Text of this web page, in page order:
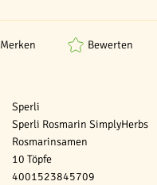
Sperli
Sperli Rosmarin SimplyHerbs
Rosmarinsamen
10 Töpfe
4001523845709
Merken Bewerten